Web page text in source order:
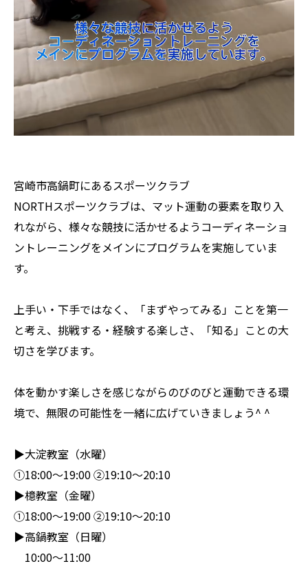
宮崎市高鍋町にあるスポーツクラブ
NORTHスポーツクラブは、マット運動の要素を取り入
れながら、様々な競技に活かせるようコーディネーショ
ントレーニングをメインにプログラムを実施していま
す。
上手い・下手ではなく、「まずやってみる」ことを第一
と考え、挑戦する・経験する楽しさ、「知る」ことの大
切さを学びます。
体を動かす楽しさを感じながらのびのびと運動できる環
境で、無限の可能性を一緒に広げていきましょう^ ^
▶︎大淀教室（水曜）
①18:00〜19:00 ②19:10〜20:10
▶︎檍教室（金曜）
①18:00〜19:00 ②19:10〜20:10
▶︎高鍋教室（日曜）
10:00〜11:00